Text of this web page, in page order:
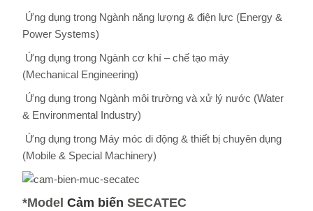
Ứng dụng trong Ngành năng lượng & điện lực (Energy &
Power Systems)
Ứng dụng trong Ngành cơ khí – chế tạo máy
(Mechanical Engineering)
Ứng dụng trong Ngành môi trường và xử lý nước (Water
& Environmental Industry)
Ứng dụng trong Máy móc di động & thiết bị chuyên dụng
(Mobile & Special Machinery)
*Model Cảm biến SECATEC